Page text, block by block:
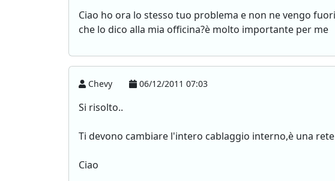
Ciao ho ora lo stesso tuo problema e non ne vengo
che lo dico alla mia officina?è molto importante per me
Chevy 06/12/2011 07:03
Si risolto..
Ti devono cambiare l'intero cablaggio interno,è una rete
Ciao